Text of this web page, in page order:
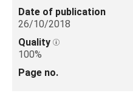
Date of publication
26/10/2018
Quality
100%
Page no.